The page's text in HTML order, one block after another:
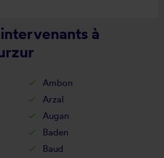
à
Ambon
Arzal
Augan
Baden
Baud